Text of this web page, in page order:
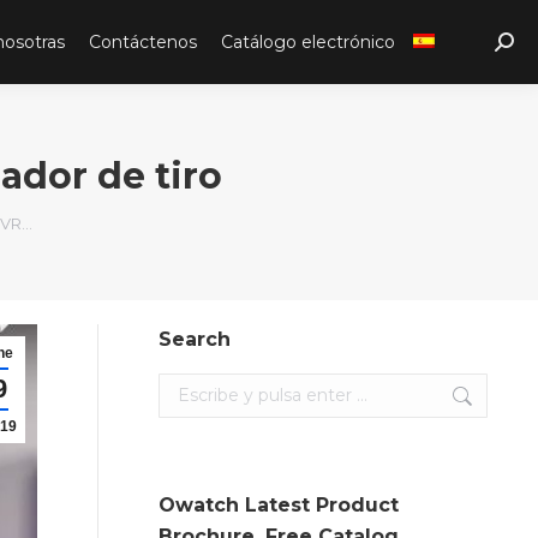
Contáctenos Catálogo electrónico
de tiro
Search
Search:
Owatch Latest Product